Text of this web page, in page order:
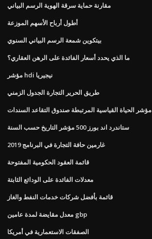
مقارنة حماية سرقة الهوية الرسم البياني
أطول أرباح الأسهم الموزعة
بيتكوين شمعة الرسم البياني السنوي
ما الذي يحدد أسعار الفائدة على الرهن العقاري؟
مؤشر hdi نيجيريا
طريق الحرير التجارة الجدول الزمني
مؤشر الحياة القياسية المرتبطة صندوق التقاعد السندات
ستاندرد اند بورز 500 مؤشر التاريخ حسب السنة
غارمين حافة التجارة في البرنامج 2019
قائمة العقود الحكومية المفتوحة
معدلات الفائدة على الودائع الثابتة
قائمة بأفضل شركات خدمات النفط والغاز
معدل مقايضة لمدة عامين gbp
الصفقات الاستعمارية في أمريكا